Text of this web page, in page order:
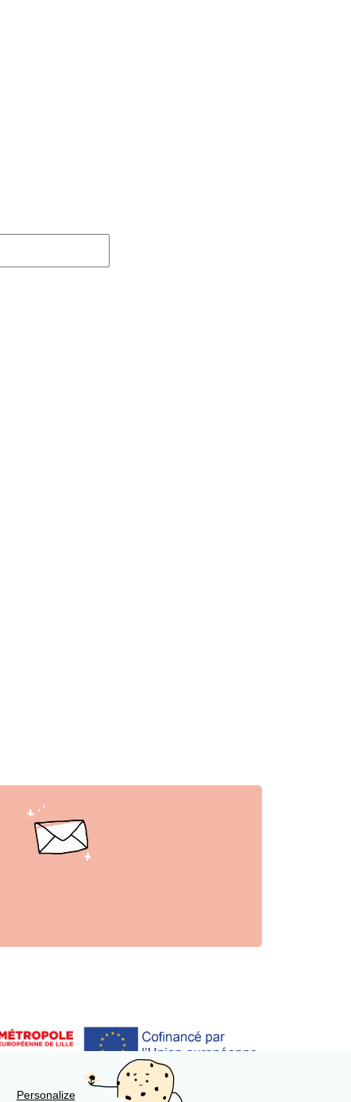
Personalize